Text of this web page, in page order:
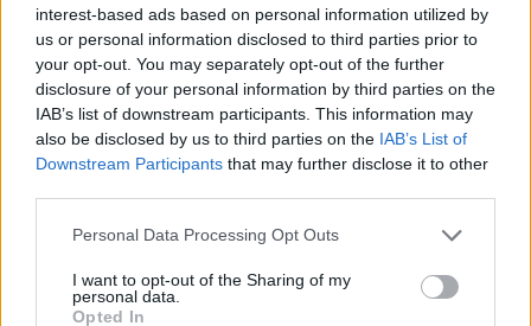
interest-based ads based on personal information utilized by
us or personal information disclosed to third parties prior to
your opt-out. You may separately opt-out of the further
disclosure of your personal information by third parties on the
IAB’s list of downstream participants. This information may
also be disclosed by us to third parties on the IAB’s List of
Downstream Participants that may further disclose it to other
Personal Data Processing Opt Outs
I want to opt-out of the Sharing of my
personal data.
Opted In
ΥΓΕΙΑ 06 Αυγούστου 2026 19:01
5 σοβαρές λοιμώξεις που μπορεί να πάθουμε από το
νερό σε πισίνες, λίμνες και ποτάμια – Μέτρα
προστασίας